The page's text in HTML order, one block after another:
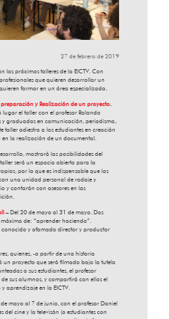
27 de febrero de 2019
los próximos talleres de la EICTV. Con
que quieren desarrollar un
formar en un área especializada.
y Realización de un proyecto.
el taller con el profesor Rolando
y graduados en comunicación, periodismo,
taller adiestra a los estudiantes en creación
la realización de un documental.
mostrará las posibilidades del
será un espacio abierto para la
por lo que es indispensable que los
una unidad personal de rodaje y
y contarán con asesores en las
– Del 20 de mayo al 31 de mayo. Dos
de: “aprender haciendo”.
y afamado director y productor
quienes, -a partir de una historia
un proyecto que será filmado bajo la tutela
a sus estudiantes, el profesor
sus alumnos, y compartirá con ellos el
aprendizaje en la EICTV.
mayo al 7 de junio, con el profesor Daniel
del cine y la televisón (o estudiantes con